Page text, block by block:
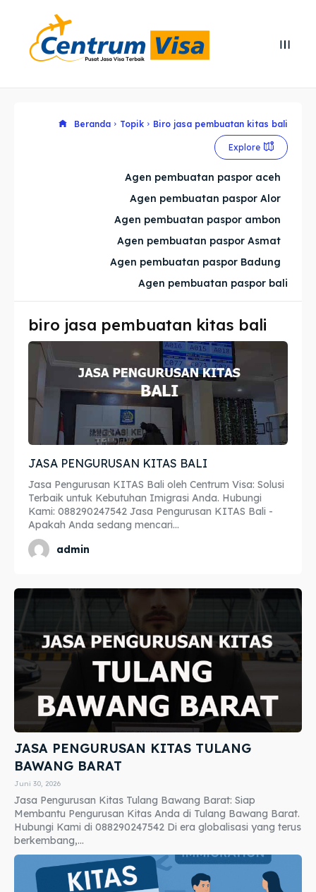
Cari
Cari
Explore our destinations
Imta
Legalisir
Apostille
Penerjemah
Asuransi
Blog
Explore our destinations
Imta
Legalisir
Apostille
Penerjemah
Asuransi
Blog
Beranda Topik Biro jasa pembuatan kitas bali
Explore
Agen pembuatan paspor aceh
Agen pembuatan paspor Alor
Agen pembuatan paspor ambon
Agen pembuatan paspor Asmat
Agen pembuatan paspor Badung
Agen pembuatan paspor bali
biro jasa pembuatan kitas bali
JASA PENGURUSAN KITAS BALI
Jasa Pengurusan KITAS Bali oleh Centrum Visa: Solusi
Terbaik untuk Kebutuhan Imigrasi Anda. Hubungi
Kami: 088290247542 Jasa Pengurusan KITAS Bali -
Apakah Anda sedang mencari...
admin
JASA PENGURUSAN KITAS TULANG
BAWANG BARAT
Juni 30, 2026
Jasa Pengurusan Kitas Tulang Bawang Barat: Siap
Membantu Pengurusan Kitas Anda di Tulang Bawang Barat.
Hubungi Kami di 088290247542 Di era globalisasi yang terus
berkembang,...